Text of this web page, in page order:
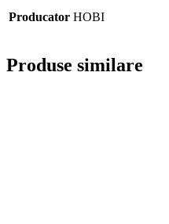
Producator HOBI
Produse similare